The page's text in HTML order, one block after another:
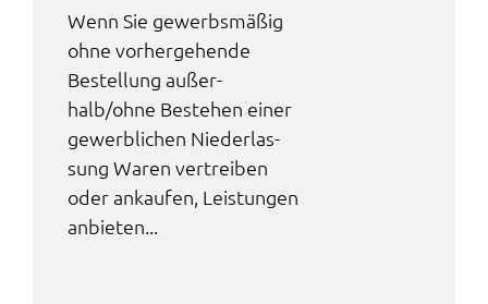
Wenn Sie gewerbs­mä­ßig
ohne vorher­ge­hen­de
Bestel­lung außer­
halb/ohne Bestehen einer
gewerb­li­chen Nieder­las­
sung Waren vertrei­ben
oder ankau­fen, Leis­tun­gen
anbie­ten...